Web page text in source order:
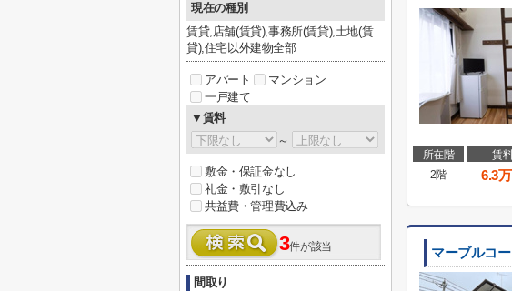
所在階 賃
2階
6.3
マーブルコー
現在の種別
賃貸,店舗(賃貸),事務所(賃貸),土地(賃
貸),住宅以外建物全部
アパート
マンション
一戸建て
▼賃料
～
敷金・保証金なし
礼金・敷引なし
共益費・管理費込み
3件が該当
間取り